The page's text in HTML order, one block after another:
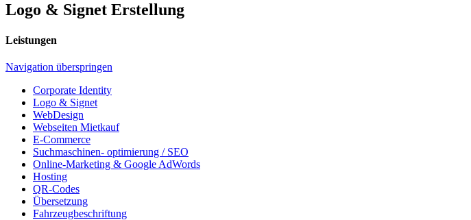
Logo & Signet Erstellung
Leistungen
Navigation überspringen
Corporate Identity
Logo & Signet
WebDesign
Webseiten Mietkauf
E-Commerce
Suchmaschinen- optimierung / SEO
Online-Marketing & Google AdWords
Hosting
QR-Codes
Übersetzung
Fahrzeugbeschriftung